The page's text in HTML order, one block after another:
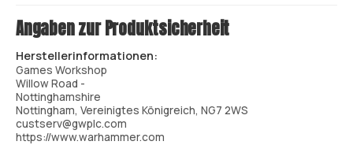
Angaben zur Produktsicherheit
Herstellerinformationen:
Games Workshop
Willow Road -
Nottinghamshire
Nottingham, Vereinigtes Königreich, NG7 2WS
custserv@gwplc.com
https://www.warhammer.com